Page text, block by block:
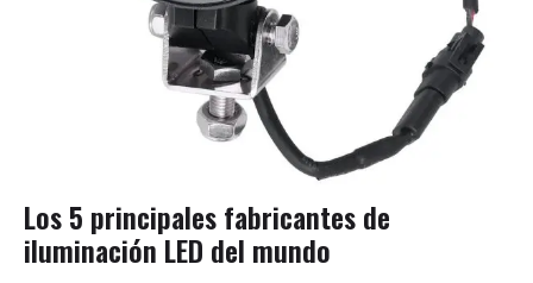
Los 5 principales fabricantes de
iluminación LED del mundo